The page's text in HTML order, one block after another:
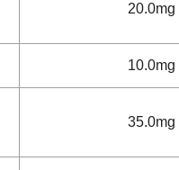
20.0mg
10.0mg
35.0mg